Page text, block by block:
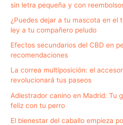
sin letra pequeña y con
¿Puedes dejar a tu mascota en el
ley a tu compañero peludo
Efectos secundarios del CBD en
recomendaciones
La correa multiposición: el
revolucionará tus paseos
Adiestrador canino en Madrid: Tu
feliz con tu perro
El bienestar del caballo empieza